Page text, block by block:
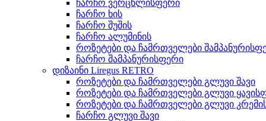
ჩარჩო ვერცხლისფერი
ჩარჩო ხის
ჩარჩო შუშის
ჩარჩო ალუმინის
როზეტები და ჩამრთველები
ჩარჩო შამპანურისფერი
დიზაინი Liregus RETRO
როზეტები და ჩამრთველები გლუვი შავი
როზეტები და ჩამრთველები გლუვი
როზეტები და ჩამრთველები გლუვი
ჩარჩო გლუვი შავი